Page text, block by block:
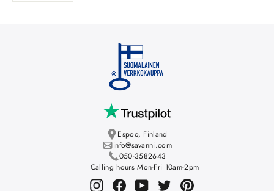
Espoo, Finland
info@savanni.com
050-3582643
Calling hours Mon-Fri 10am-2pm
InstagramFacebookYouTubeTwitterPinterest